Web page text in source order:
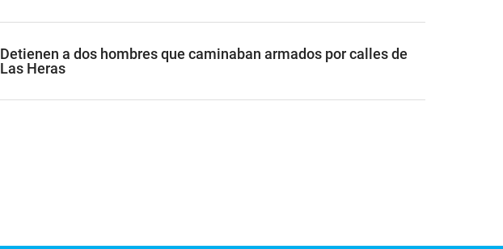
Detienen a dos hombres que caminaban armados por calles de
Las Heras